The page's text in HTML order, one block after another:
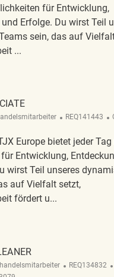
für Entwicklung,
Erfolge. Du wirst Teil
sein, das auf
...
Store Cleaner REQ137569
ReqId
REQ141443
Europe bietet jeder Tag
Entwicklung,
wirst Teil unseres
auf Vielfalt setzt,
fördert u...
REQ141443
ReqId
REQ134832